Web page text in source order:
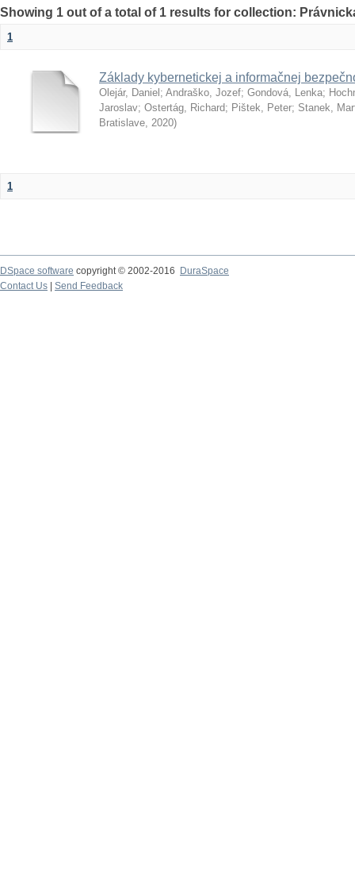
Showing 1 out of a total of 1 results for collection:
1
Základy kybernetickej a informačnej
Olejár, Daniel ; Andraško, Jozef; Gondová, Lenka;
Jaroslav; Ostertág, Richard; Pištek, Peter; Stanek,
Bratislave, 2020)
1
DSpace software copyright © 2002-2016
DuraSpace
Contact Us
Send Feedback